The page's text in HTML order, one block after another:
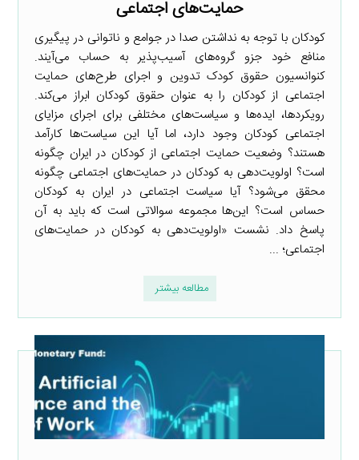
حمایت‌های اجتماعی
کودکان با توجه به نداشتن صدا در جوامع و ناتوانی در پیگیری
منافع خود جزو گروه‌های آسیب‌پذیر به حساب می‌آیند.
کنوانسیون حقوق کودک تدوین و اجرای طرح‌های حمایت
اجتماعی از کودکان را به عنوان حقوق کودکان ابراز می‌کند.
رویکردها، ایده‌ها و سیاست‌های مختلفی برای اجرای مزایای
اجتماعی کودکان وجود دارد، اما آیا این سیاست‌ها کارآمد
هستند؟ وضعیت حمایت اجتماعی از کودکان در ایران چگونه
است؟ اولویت‌دهی به کودکان در حمایت‌های اجتماعی چگونه
محقق می‌شود؟ آیا سیاست اجتماعی در ایران به کودکان
حساس است؟ این‌ها مجموعه سوالاتی است که باید به آن
پاسخ داد. نشست «اولویت‌دهی به کودکان در حمایت‌های
اجتماعی؛ ...
مطالعه بیشتر